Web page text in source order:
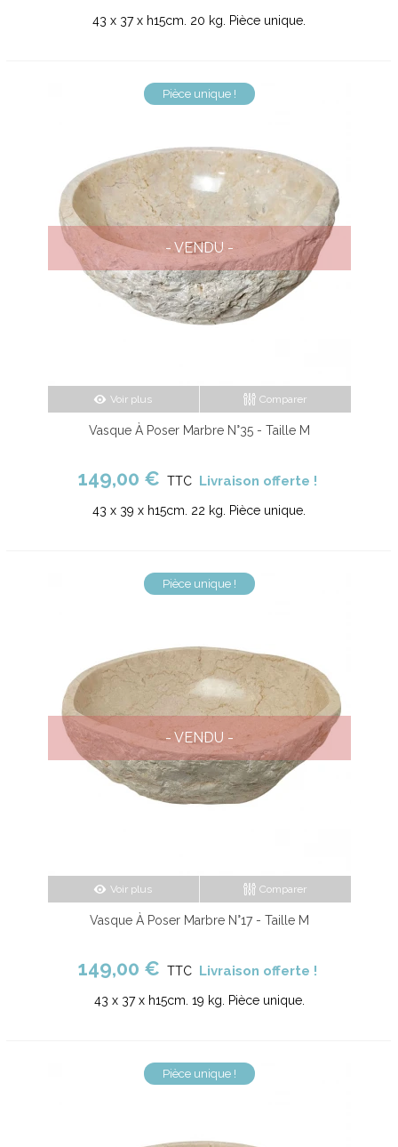
43 x 37 x h15cm. 20 kg. Pièce unique.
Pièce unique !
- VENDU -
Voir plus Comparer
Vasque À Poser Marbre N°35 - Taille M
149,00 € TTC Livraison offerte !
43 x 39 x h15cm. 22 kg. Pièce unique.
Pièce unique !
- VENDU -
Voir plus Comparer
Vasque À Poser Marbre N°17 - Taille M
149,00 € TTC Livraison offerte !
43 x 37 x h15cm. 19 kg. Pièce unique.
Pièce unique !